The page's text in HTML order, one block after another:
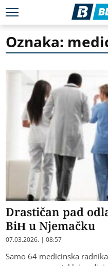
Oznaka:
Drastičan pad
BiH u Njemačku
07.03.2026. | 08:57
Samo 64 medicinska